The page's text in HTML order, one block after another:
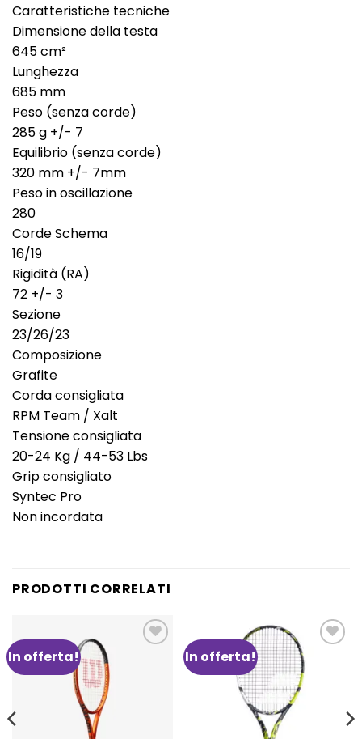
Caratteristiche tecniche
Dimensione della testa
645 cm²
Lunghezza
685 mm
Peso (senza corde)
285 g +/- 7
Equilibrio (senza corde)
320 mm +/- 7mm
Peso in oscillazione
280
Corde Schema
16/19
Rigidità (RA)
72 +/- 3
Sezione
23/26/23
Composizione
Grafite
Corda consigliata
RPM Team / Xalt
Tensione consigliata
20-24 Kg / 44-53 Lbs
Grip consigliato
Syntec Pro
Non incordata
PRODOTTI CORRELATI
In offerta! In offerta!
Aggiungi
alla lista
desideri